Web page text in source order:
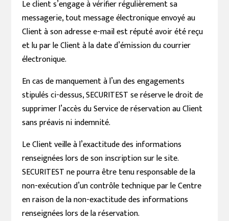
Le client s’engage à vérifier régulièrement sa
messagerie, tout message électronique envoyé au
Client à son adresse e-mail est réputé avoir été reçu
et lu par le Client à la date d’émission du courrier
électronique.
En cas de manquement à l’un des engagements
stipulés ci-dessus, SECURITEST se réserve le droit de
supprimer l’accès du Service de réservation au Client
sans préavis ni indemnité.
Le Client veille à l’exactitude des informations
renseignées lors de son inscription sur le site.
SECURITEST ne pourra être tenu responsable de la
non-exécution d’un contrôle technique par le Centre
en raison de la non-exactitude des informations
renseignées lors de la réservation.